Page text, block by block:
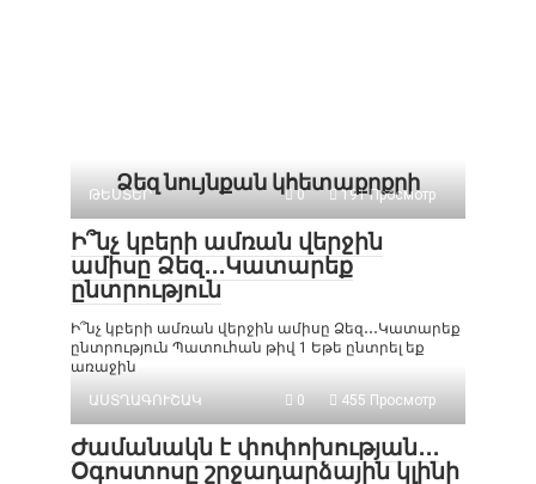
Ձեզ նույնքան կհետաքրքրի
ԹԵՍՏԵՐ 0 191 Просмотр
Ի՞նչ կբերի ամռան վերջին
ամիսը Ձեզ․․․Կատարեք
ընտրություն
Ի՞նչ կբերի ամռան վերջին ամիսը Ձեզ․․․Կատարեք
ընտրություն Պատուհան թիվ 1 Եթե ընտրել եք
առաջին
ԱՍՏՂԱԳՈՒՇԱԿ
0 455 Просмотр
Ժամանակն է փոփոխության․․․
Օգոստոսը շրջադարձային կլինի